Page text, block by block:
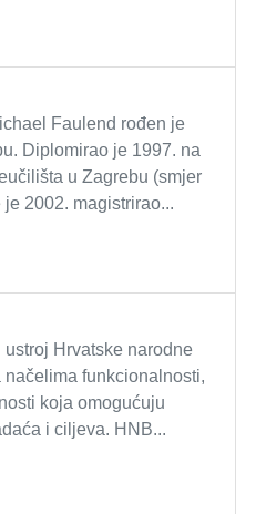
Faulend rođen je
Diplomirao je 1997. na
u Zagrebu (smjer
2002. magistrirao...
Hrvatske narodne
funkcionalnosti,
koja omogućuju
i ciljeva. HNB...